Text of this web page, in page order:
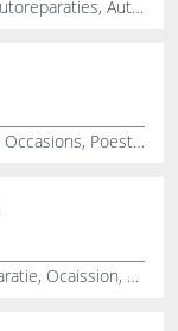
Autoservice, Garage, Camperservice, Apk, Autoreparaties, Autoreparatie, Aircoservice, Airco, Storingen, Diagnose
Keuringen, Reparatie, Onderhoud, Verkoop, Occasions, Poestbedrijf, Autobedrijf, Velgenreparatie, Inkoop, Banden
Garage, Ede, Autoverkoop, Auto's, AutoReparatie, Ocaission, Autodealer